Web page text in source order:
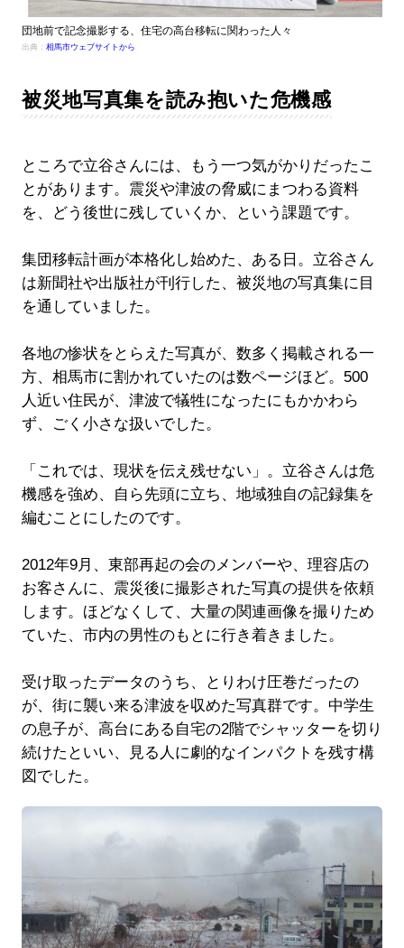
団地前で記念撮影する、住宅の高台移転に関わった人々
出典： 相馬市ウェブサイトから
被災地写真集を読み抱いた危機感
ところで立谷さんには、もう一つ気がかりだったこ
とがあります。震災や津波の脅威にまつわる資料
を、どう後世に残していくか、という課題です。
集団移転計画が本格化し始めた、ある日。立谷さん
は新聞社や出版社が刊行した、被災地の写真集に目
を通していました。
各地の惨状をとらえた写真が、数多く掲載される一
方、相馬市に割かれていたのは数ページほど。500
人近い住民が、津波で犠牲になったにもかかわら
ず、ごく小さな扱いでした。
「これでは、現状を伝え残せない」。立谷さんは危
機感を強め、自ら先頭に立ち、地域独自の記録集を
編むことにしたのです。
2012年9月、東部再起の会のメンバーや、理容店の
お客さんに、震災後に撮影された写真の提供を依頼
します。ほどなくして、大量の関連画像を撮りため
ていた、市内の男性のもとに行き着きました。
受け取ったデータのうち、とりわけ圧巻だったの
が、街に襲い来る津波を収めた写真群です。中学生
の息子が、高台にある自宅の2階でシャッターを切り
続けたといい、見る人に劇的なインパクトを残す構
図でした。